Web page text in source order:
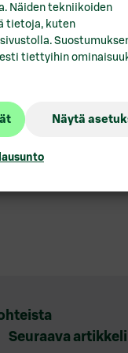
Näiden tekniikoiden
tietoja, kuten
tiettyihin
Näytä
on oikea hetki
myös
suomalaisiin
ja
S-Pankki
Seuraava